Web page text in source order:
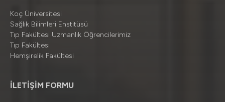
Koç Üniversitesi
Sağlık Bilimleri Enstitüsü
Tıp Fakültesi Uzmanlık Öğrencilerimiz
Tıp Fakültesi
Hemşirelik Fakültesi
İLETİŞİM FORMU